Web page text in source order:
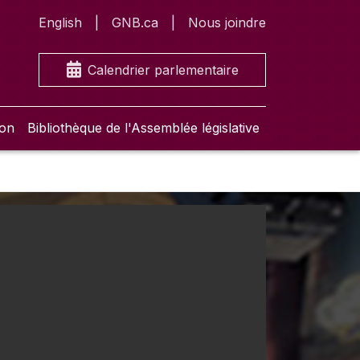
English GNB.ca Nous joindre
Calendrier parlementaire
Bibliothèque de l'Assemblée législative